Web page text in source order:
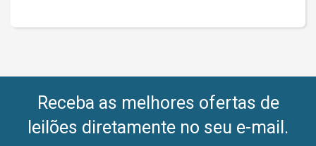
Receba as melhores ofertas de
leilões diretamente no seu e-mail.